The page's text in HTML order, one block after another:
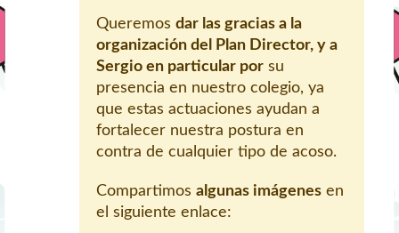
Queremos dar las gracias a la
organización del Plan Director, y a
Sergio en particular por su
presencia en nuestro colegio, ya
que estas actuaciones ayudan a
fortalecer nuestra postura en
contra de cualquier tipo de acoso.
Compartimos algunas imágenes en
el siguiente enlace: